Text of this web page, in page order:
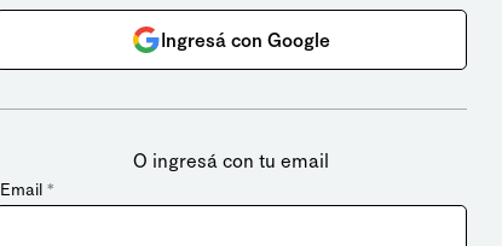
Ingresá con Google
O ingresá con tu email
Email *